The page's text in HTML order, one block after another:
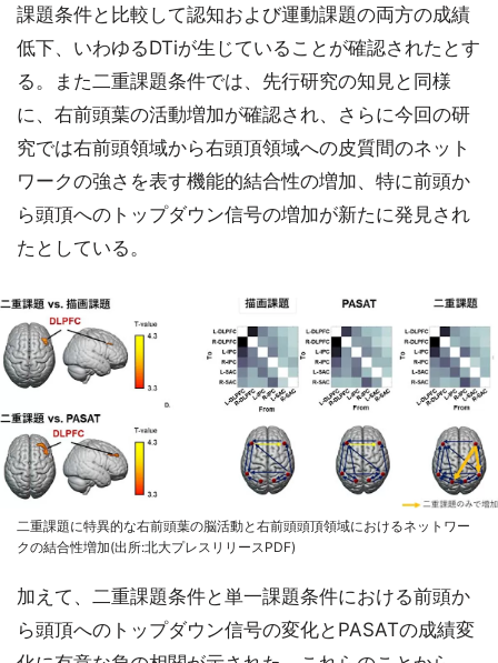
課題条件と比較して認知および運動課題の両方の成績
低下、いわゆるDTiが生じていることが確認されたとす
る。また二重課題条件では、先行研究の知見と同様
に、右前頭葉の活動増加が確認され、さらに今回の研
究では右前頭領域から右頭頂領域への皮質間のネット
ワークの強さを表す機能的結合性の増加、特に前頭か
ら頭頂へのトップダウン信号の増加が新たに発見され
たとしている。
二重課題に特異的な右前頭葉の脳活動と右前頭頭頂領域におけるネットワー
クの結合性増加(出所:北大プレスリリースPDF)
加えて、二重課題条件と単一課題条件における前頭か
ら頭頂へのトップダウン信号の変化とPASATの成績変